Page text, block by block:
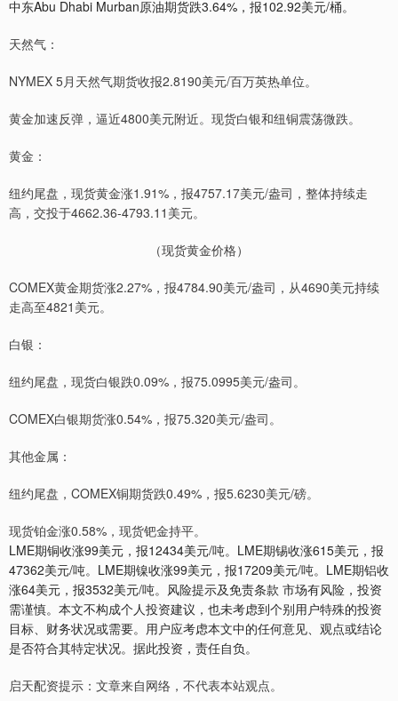
中东Abu Dhabi Murban原油期货跌3.64%，报102.92美元/桶。
天然气：
NYMEX 5月天然气期货收报2.8190美元/百万英热单位。
黄金加速反弹，逼近4800美元附近。现货白银和纽铜震荡微跌。
黄金：
纽约尾盘，现货黄金涨1.91%，报4757.17美元/盎司，整体持续走
高，交投于4662.36-4793.11美元。
（现货黄金价格）
COMEX黄金期货涨2.27%，报4784.90美元/盎司，从4690美元持续
走高至4821美元。
白银：
纽约尾盘，现货白银跌0.09%，报75.0995美元/盎司。
COMEX白银期货涨0.54%，报75.320美元/盎司。
其他金属：
纽约尾盘，COMEX铜期货跌0.49%，报5.6230美元/磅。
现货铂金涨0.58%，现货钯金持平。
LME期铜收涨99美元，报12434美元/吨。LME期锡收涨615美元，报
47362美元/吨。LME期镍收涨99美元，报17209美元/吨。LME期铝收
涨64美元，报3532美元/吨。风险提示及免责条款 市场有风险，投资
需谨慎。本文不构成个人投资建议，也未考虑到个别用户特殊的投资
目标、财务状况或需要。用户应考虑本文中的任何意见、观点或结论
是否符合其特定状况。据此投资，责任自负。
启天配资提示：文章来自网络，不代表本站观点。